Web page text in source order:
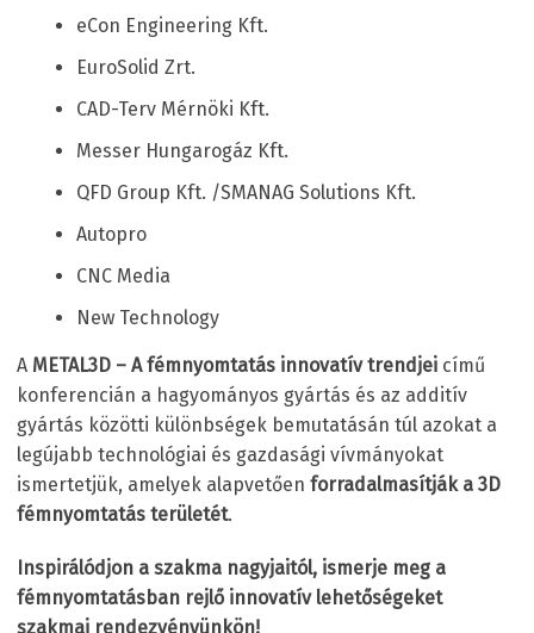
eCon Engineering Kft.
EuroSolid Zrt.
CAD-Terv Mérnöki Kft.
Messer Hungarogáz Kft.
QFD Group Kft. /SMANAG Solutions Kft.
Autopro
CNC Media
New Technology
A METAL3D – A fémnyomtatás innovatív trendjei című
konferencián a hagyományos gyártás és az additív
gyártás közötti különbségek bemutatásán túl azokat a
legújabb technológiai és gazdasági vívmányokat
ismertetjük, amelyek alapvetően forradalmasítják a 3D
fémnyomtatás területét.
Inspirálódjon a szakma nagyjaitól, ismerje meg a
fémnyomtatásban rejlő innovatív lehetőségeket
szakmai rendezvényünkön!